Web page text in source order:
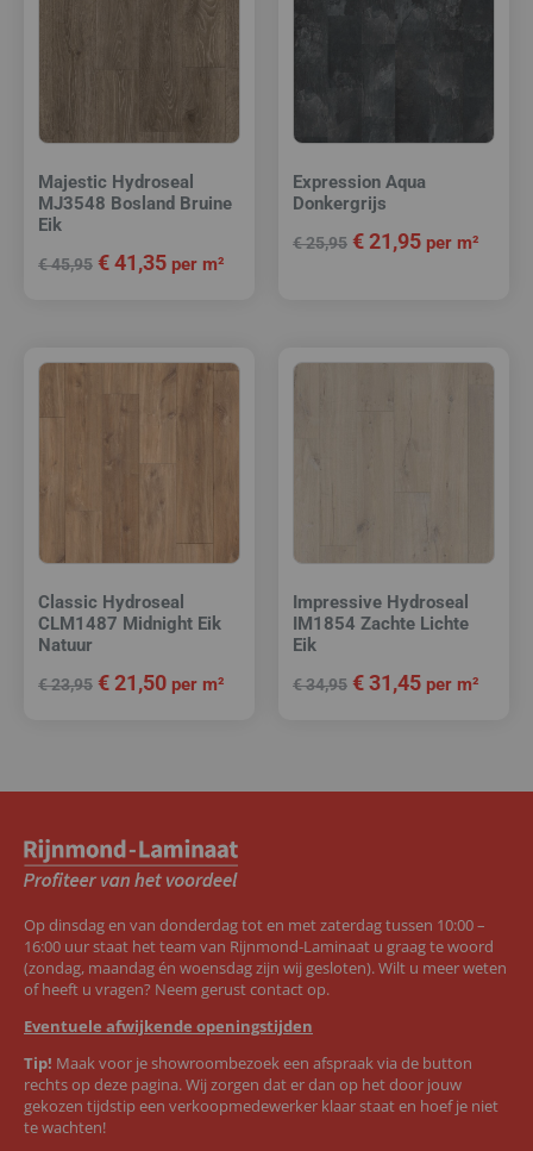
Majestic Hydroseal
MJ3548 Bosland Bruine
Eik
€45,95 €41,35 per m²
Expression Aqua
Donkergrijs
€25,95 €21,95 per m²
Classic Hydroseal
CLM1487 Midnight Eik
Natuur
€23,95 €21,50 per m²
Impressive Hydroseal
IM1854 Zachte Lichte
Eik
€34,95 €31,45 per m²
Op dinsdag en van donderdag tot en met zaterdag tussen 10:00 –
16:00 uur staat het team van Rijnmond-Laminaat u graag te woord
(zondag, maandag én woensdag zijn wij gesloten). Wilt u meer weten
of heeft u vragen? Neem gerust contact op.
Eventuele afwijkende openingstijden
Tip! Maak voor je showroombezoek een afspraak via de button
rechts op deze pagina. Wij zorgen dat er dan op het door jouw
gekozen tijdstip een verkoopmedewerker klaar staat en hoef je niet
te wachten!